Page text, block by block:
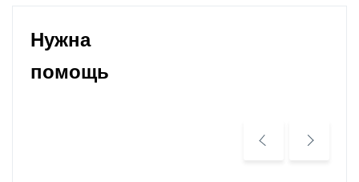
Нужна
помощь